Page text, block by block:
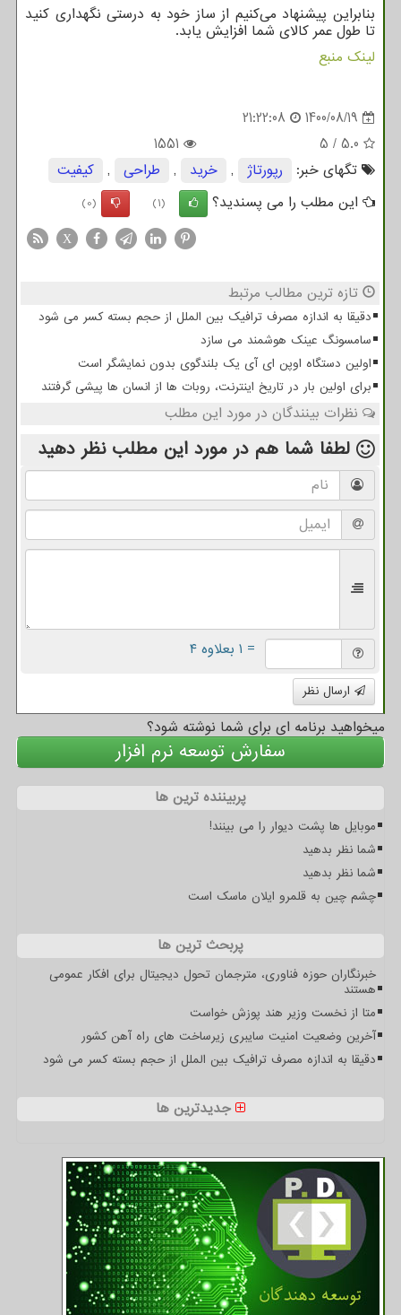
بنابراین پیشنهاد می‌کنیم از ساز خود به درستی نگهداری کنید
تا طول عمر کالای شما افزایش یابد.
لینک منبع
1400/08/19
21:22:08
5.0
/
5
1551
تگهای خبر:
رپورتاژ , خرید , طراحی ,
كیفیت
این مطلب را می پسندید؟
(1)
(0)
X
تازه ترین مطالب مرتبط
دقیقا به اندازه مصرف ترافیک بین الملل از حجم بسته کسر می شود
سامسونگ عینک هوشمند می سازد
اولین دستگاه اوپن ای آی یک بلندگوی بدون نمایشگر است
برای اولین بار در تاریخ اینترنت، روبات ها از انسان ها پیشی گرفتند
نظرات بینندگان در مورد این مطلب
لطفا شما هم در مورد این مطلب نظر دهید
= ۱ بعلاوه ۴
ارسال نظر
میخواهید برنامه ای برای شما نوشته شود؟
سفارش توسعه نرم افزار
پربیننده ترین ها
موبایل ها پشت دیوار را می بینند!
شما نظر بدهید
شما نظر بدهید
چشم چین به قلمرو ایلان ماسک است
پربحث ترین ها
خبرنگاران حوزه فناوری، مترجمان تحول دیجیتال برای افکار عمومی
هستند
متا از نخست وزیر هند پوزش خواست
آخرین وضعیت امنیت سایبری زیرساخت های راه آهن کشور
دقیقا به اندازه مصرف ترافیک بین الملل از حجم بسته کسر می شود
جدیدترین ها